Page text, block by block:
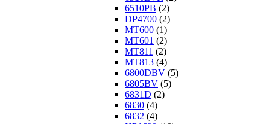
6510PB (2)
DP4700 (2)
MT600 (1)
MT601 (2)
MT811 (2)
MT813 (4)
6800DBV (5)
6805BV (5)
6831D (2)
6830 (4)
6832 (4)